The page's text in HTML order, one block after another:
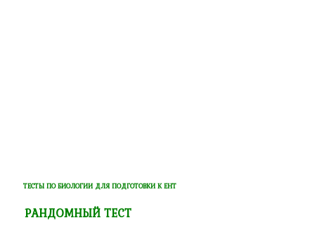
ТЕСТЫ ПО БИОЛОГИИ ДЛЯ ПОДГОТОВКИ К ЕНТ
РАНДОМНЫЙ ТЕСТ